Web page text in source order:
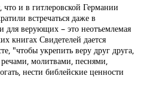
и в гитлеровской Германии
встречаться даже в
для верующих – это неотъемлемая
книгах Свидетелей дается
"чтобы укрепить веру друг друга,
речами, молитвами, песнями,
нести библейские ценности